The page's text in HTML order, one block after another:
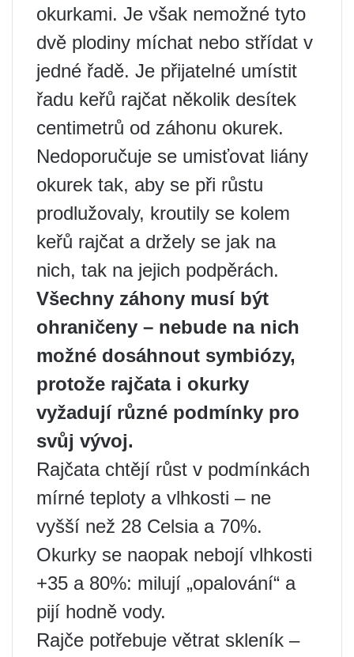
okurkami. Je však nemožné tyto
dvě plodiny míchat nebo střídat v
jedné řadě. Je přijatelné umístit
řadu keřů rajčat několik desítek
centimetrů od záhonu okurek.
Nedoporučuje se umisťovat liány
okurek tak, aby se při růstu
prodlužovaly, kroutily se kolem
keřů rajčat a držely se jak na
nich, tak na jejich podpěrách.
Všechny záhony musí být
ohraničeny – nebude na nich
možné dosáhnout symbiózy,
protože rajčata i okurky
vyžadují různé podmínky pro
svůj vývoj.
Rajčata chtějí růst v podmínkách
mírné teploty a vlhkosti – ne
vyšší než 28 Celsia a 70%.
Okurky se naopak nebojí vlhkosti
+35 a 80%: milují „opalování“ a
pijí hodně vody.
Rajče potřebuje větrat skleník –